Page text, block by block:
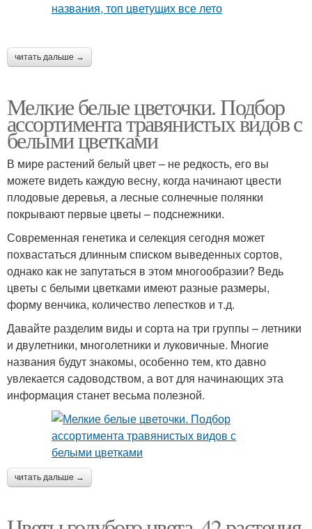
читать дальше →
Мелкие белые цветочки. Подбор
ассортимента травянистых видов с
белыми цветками
В мире растений белый цвет – не редкость, его вы
можете видеть каждую весну, когда начинают цвести
плодовые деревья, а лесные солнечные полянки
покрывают первые цветы – подснежники.
Современная генетика и селекция сегодня может
похвастаться длинным списком выведенных сортов,
однако как не запутаться в этом многообразии? Ведь
цветы с белыми цветками имеют разные размеры,
форму венчика, количество лепестков и т.д.
Давайте разделим виды и сорта на три группы – летники
и двулетники, многолетники и луковичные. Многие
названия будут знакомы, особенно тем, кто давно
увлекается садоводством, а вот для начинающих эта
информация станет весьма полезной.
читать дальше →